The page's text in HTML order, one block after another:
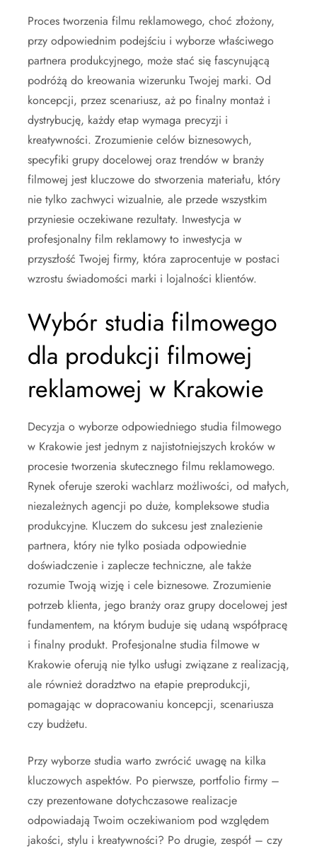
Proces tworzenia filmu reklamowego, choć złożony,
przy odpowiednim podejściu i wyborze właściwego
partnera produkcyjnego, może stać się fascynującą
podróżą do kreowania wizerunku Twojej marki. Od
koncepcji, przez scenariusz, aż po finalny montaż i
dystrybucję, każdy etap wymaga precyzji i
kreatywności. Zrozumienie celów biznesowych,
specyfiki grupy docelowej oraz trendów w branży
filmowej jest kluczowe do stworzenia materiału, który
nie tylko zachwyci wizualnie, ale przede wszystkim
przyniesie oczekiwane rezultaty. Inwestycja w
profesjonalny film reklamowy to inwestycja w
przyszłość Twojej firmy, która zaprocentuje w postaci
wzrostu świadomości marki i lojalności klientów.
Wybór studia filmowego
dla produkcji filmowej
reklamowej w Krakowie
Decyzja o wyborze odpowiedniego studia filmowego
w Krakowie jest jednym z najistotniejszych kroków w
procesie tworzenia skutecznego filmu reklamowego.
Rynek oferuje szeroki wachlarz możliwości, od małych,
niezależnych agencji po duże, kompleksowe studia
produkcyjne. Kluczem do sukcesu jest znalezienie
partnera, który nie tylko posiada odpowiednie
doświadczenie i zaplecze techniczne, ale także
rozumie Twoją wizję i cele biznesowe. Zrozumienie
potrzeb klienta, jego branży oraz grupy docelowej jest
fundamentem, na którym buduje się udaną współpracę
i finalny produkt. Profesjonalne studia filmowe w
Krakowie oferują nie tylko usługi związane z realizacją,
ale również doradztwo na etapie preprodukcji,
pomagając w dopracowaniu koncepcji, scenariusza
czy budżetu.
Przy wyborze studia warto zwrócić uwagę na kilka
kluczowych aspektów. Po pierwsze, portfolio firmy –
czy prezentowane dotychczasowe realizacje
odpowiadają Twoim oczekiwaniom pod względem
jakości, stylu i kreatywności? Po drugie, zespół – czy